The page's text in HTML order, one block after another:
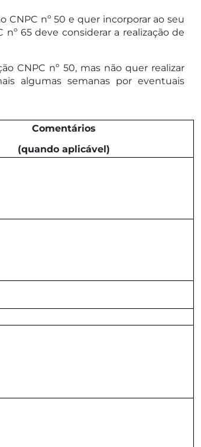
CNPC nº 50 e quer incorporar ao seu
65 deve considerar a realização de
CNPC nº 50, mas não quer realizar
algumas semanas por eventuais
Comentários
(quando aplicável)